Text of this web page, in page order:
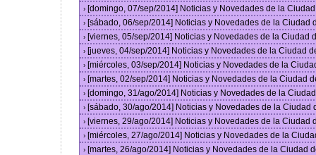
› [domingo, 07/sep/2014] Noticias y Novedades de la
› [sábado, 06/sep/2014] Noticias y Novedades de la Ciudad
› [viernes, 05/sep/2014] Noticias y Novedades de la Ciudad
› [jueves, 04/sep/2014] Noticias y Novedades de la Ciudad
› [miércoles, 03/sep/2014] Noticias y Novedades de la
› [martes, 02/sep/2014] Noticias y Novedades de la Ciudad
› [domingo, 31/ago/2014] Noticias y Novedades de la
› [sábado, 30/ago/2014] Noticias y Novedades de la Ciudad
› [viernes, 29/ago/2014] Noticias y Novedades de la Ciudad
› [miércoles, 27/ago/2014] Noticias y Novedades de la
› [martes, 26/ago/2014] Noticias y Novedades de la Ciudad